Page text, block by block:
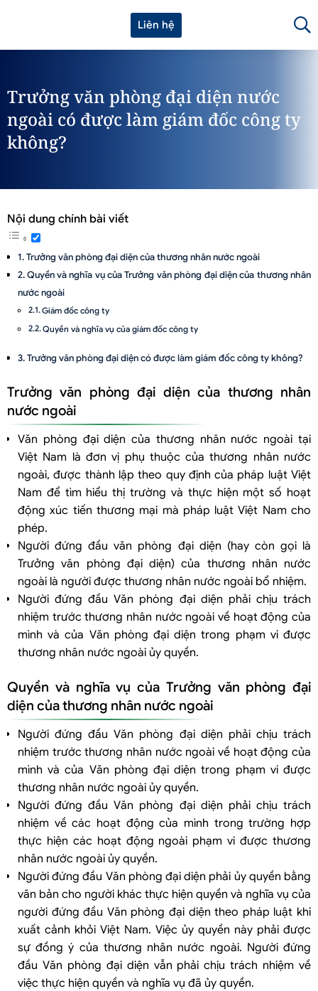
Liên hệ
Trưởng văn phòng đại diện nước
ngoài có được làm giám đốc công ty
không?
Nội dung chính bài viết
Trưởng văn phòng đại diện của thương nhân nước ngoài
Quyền và nghĩa vụ của Trưởng văn phòng đại diện của thương nhân
nước ngoài
Giám đốc công ty
Quyền và nghĩa vụ của giám đốc công ty
Trưởng văn phòng đại diện có được làm giám đốc công ty không?
Trưởng văn phòng đại diện của thương nhân
nước ngoài
Văn phòng đại diện của thương nhân nước ngoài tại
Việt Nam là đơn vị phụ thuộc của thương nhân nước
ngoài, được thành lập theo quy định của pháp luật Việt
Nam để tìm hiểu thị trường và thực hiện một số hoạt
động xúc tiến thương mại mà pháp luật Việt Nam cho
phép.
Người đứng đầu văn phòng đại diện (hay còn gọi là
Trưởng văn phòng đại diện) của thương nhân nước
ngoài là người được thương nhân nước ngoài bổ nhiệm.
Người đứng đầu Văn phòng đại diện phải chịu trách
nhiệm trước thương nhân nước ngoài về hoạt động của
mình và của Văn phòng đại diện trong phạm vi được
thương nhân nước ngoài ủy quyền.
Quyền và nghĩa vụ của Trưởng văn phòng đại
diện của thương nhân nước ngoài
Người đứng đầu Văn phòng đại diện phải chịu trách
nhiệm trước thương nhân nước ngoài về hoạt động của
mình và của Văn phòng đại diện trong phạm vi được
thương nhân nước ngoài ủy quyền.
Người đứng đầu Văn phòng đại diện phải chịu trách
nhiệm về các hoạt động của mình trong trường hợp
thực hiện các hoạt động ngoài phạm vi được thương
nhân nước ngoài ủy quyền.
Người đứng đầu Văn phòng đại diện phải ủy quyền bằng
văn bản cho người khác thực hiện quyền và nghĩa vụ của
người đứng đầu Văn phòng đại diện theo pháp luật khi
xuất cảnh khỏi Việt Nam. Việc ủy quyền này phải được
sự đồng ý của thương nhân nước ngoài. Người đứng
đầu Văn phòng đại diện vẫn phải chịu trách nhiệm về
việc thực hiện quyền và nghĩa vụ đã ủy quyền.